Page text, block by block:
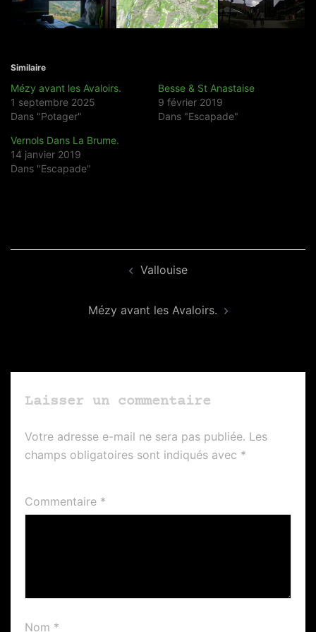
Similaire
Mézy avant les Avaloirs.
1 septembre 2025
Dans "Potager"
Besse & St Anastaise
9 février 2019
Dans "Escapade"
Vernols Dans La Brume.
14 janvier 2019
Dans "Escapade"
Vallouise
Mézy avant les Avaloirs.
Laisser un commentaire
Votre adresse e-mail ne sera pas publiée. Les
champs obligatoires sont indiqués avec *
Commentaire *
Nom *